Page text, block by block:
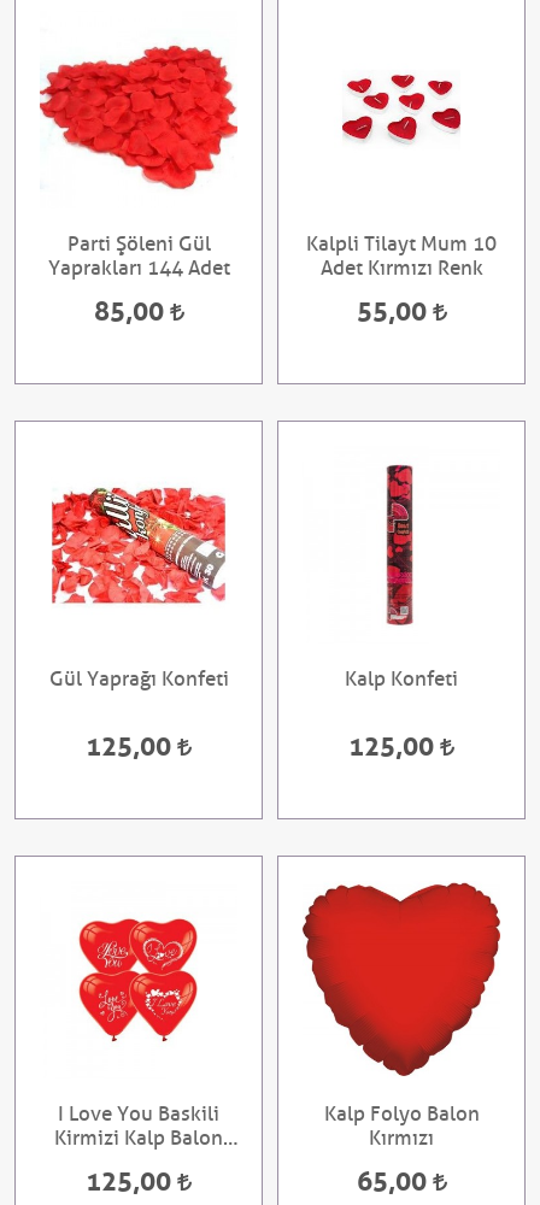
Parti Şöleni Gül
Yaprakları 144 Adet
85,00
Kalpli Tilayt Mum 10
Adet Kırmızı Renk
55,00
Gül Yaprağı Konfeti
125,00
Kalp Konfeti
125,00
I Love You Baskili
Kirmizi Kalp Balon
125,00
Kalp Folyo Balon
Kırmızı
65,00